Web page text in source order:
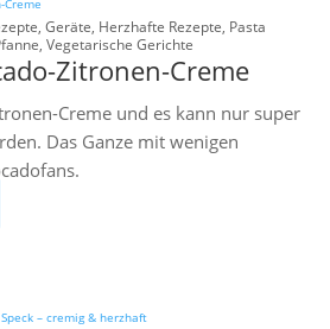
, Geräte, Herzhafte Rezepte, Pasta
, Vegetarische Gerichte
Zitronen-Creme
Creme und es kann nur super
Das Ganze mit wenigen